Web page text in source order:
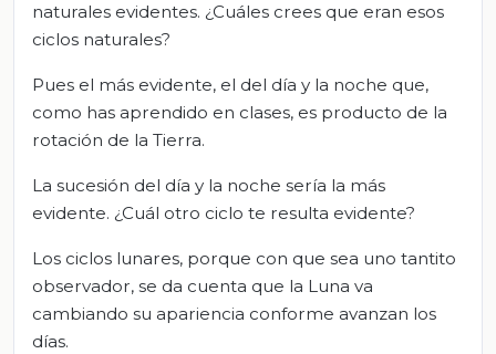
naturales evidentes. ¿Cuáles crees que eran esos
ciclos naturales?
Pues el más evidente, el del día y la noche que,
como has aprendido en clases, es producto de la
rotación de la Tierra.
La sucesión del día y la noche sería la más
evidente. ¿Cuál otro ciclo te resulta evidente?
Los ciclos lunares, porque con que sea uno tantito
observador, se da cuenta que la Luna va
cambiando su apariencia conforme avanzan los
días.